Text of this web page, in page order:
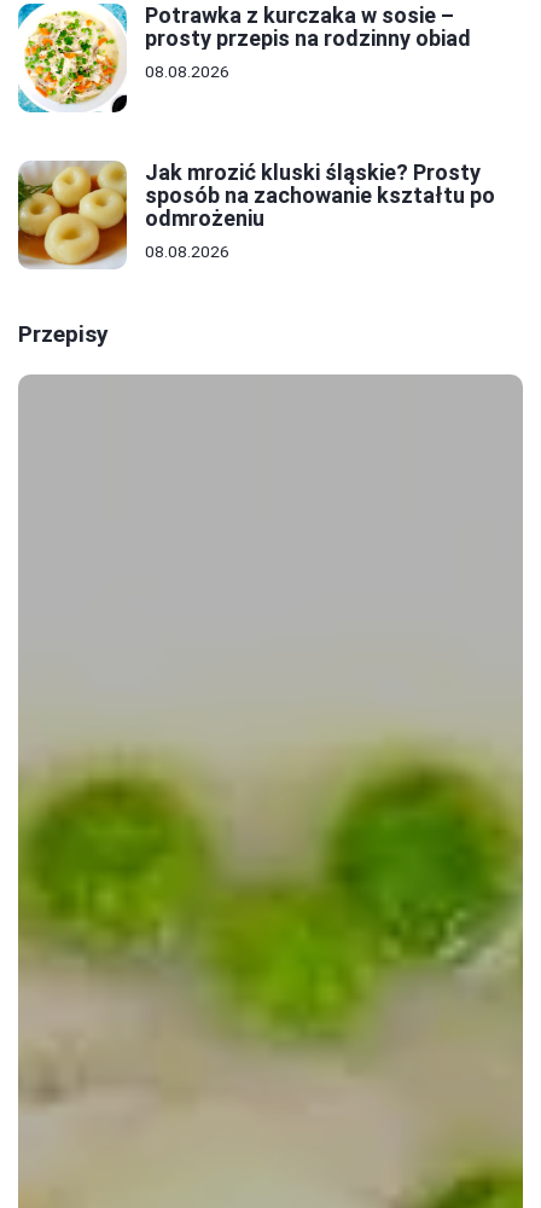
Potrawka z kurczaka w sosie –
prosty przepis na rodzinny obiad
08.08.2026
Jak mrozić kluski śląskie? Prosty
sposób na zachowanie kształtu po
odmrożeniu
08.08.2026
Przepisy